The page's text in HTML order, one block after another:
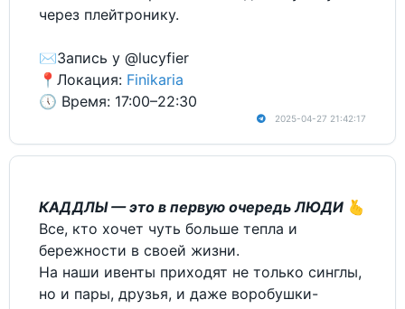
через плейтронику.
✉️Запись у @lucyfier
📍Локация: Finikaria
🕔 Время: 17:00–22:30
2025-04-27 21:42:17
КАДДЛЫ — это в первую очередь ЛЮДИ 🫰
Все, кто хочет чуть больше тепла и
бережности в своей жизни.
На наши ивенты приходят не только синглы,
но и пары, друзья, и даже воробушки-